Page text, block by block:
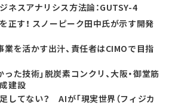
ネスアナリシス方法論：GUTSY-4
正す！ スノーピーク田中氏が示す開発
業を活かす出汁、責任者はCIMOで目指
った技術」脱炭素コンクリ、大阪・御堂筋
建設
してない？ AIが「現実世界（フィジカ